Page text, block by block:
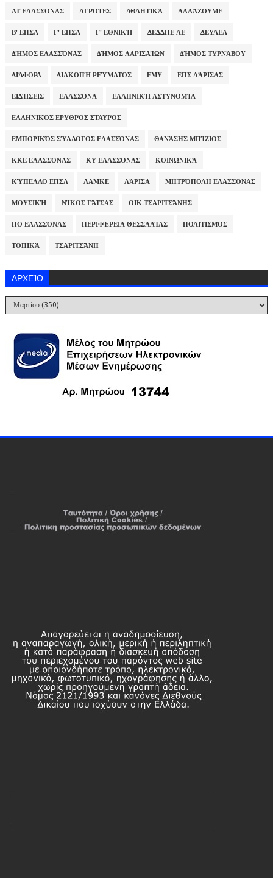
ΑΤ ΕΛΑΣΣΌΝΑΣ ΑΓΡΌΤΕΣ ΑΘΛΗΤΙΚΆ ΑΛΛΆΖΟΥΜΕ
Β' ΕΠΣΛ Γ' ΕΠΣΛ Γ' ΕΘΝΙΚΉ ΔΕΔΔΗΕ ΑΕ ΔΕΥΑΕΛ
ΔΉΜΟΣ ΕΛΑΣΣΌΝΑΣ ΔΉΜΟΣ ΛΑΡΙΣΑΊΩΝ ΔΉΜΟΣ ΤΥΡΝΆΒΟΥ
ΔΙΆΦΟΡΑ ΔΙΑΚΟΠΉ ΡΕΎΜΑΤΟΣ ΕΜΥ ΕΠΣ ΛΆΡΙΣΑΣ
ΕΙΔΉΣΕΙΣ ΕΛΑΣΣΌΝΑ ΕΛΛΗΝΙΚΉ ΑΣΤΥΝΟΜΊΑ
ΕΛΛΗΝΙΚΌΣ ΕΡΥΘΡΌΣ ΣΤΑΥΡΌΣ
ΕΜΠΟΡΙΚΌΣ ΣΎΛΛΟΓΟΣ ΕΛΑΣΣΌΝΑΣ ΘΑΝΆΣΗΣ ΜΠΊΖΙΟΣ
ΚΚΕ ΕΛΑΣΣΌΝΑΣ ΚΥ ΕΛΑΣΣΌΝΑΣ ΚΟΙΝΩΝΙΚΆ
ΚΎΠΕΛΛΟ ΕΠΣΛ ΛΑΜΚΕ ΛΆΡΙΣΑ ΜΗΤΡΌΠΟΛΗ ΕΛΑΣΣΌΝΑΣ
ΜΟΥΣΙΚΉ ΝΊΚΟΣ ΓΆΤΣΑΣ ΟΙΚ.ΤΣΑΡΙΤΣΆΝΗΣ
ΠΟ ΕΛΑΣΣΌΝΑΣ ΠΕΡΙΦΈΡΕΙΑ ΘΕΣΣΑΛΊΑΣ ΠΟΛΙΤΙΣΜΌΣ
ΤΟΠΙΚΆ ΤΣΑΡΙΤΣΆΝΗ
ΑΡΧΕΊΟ